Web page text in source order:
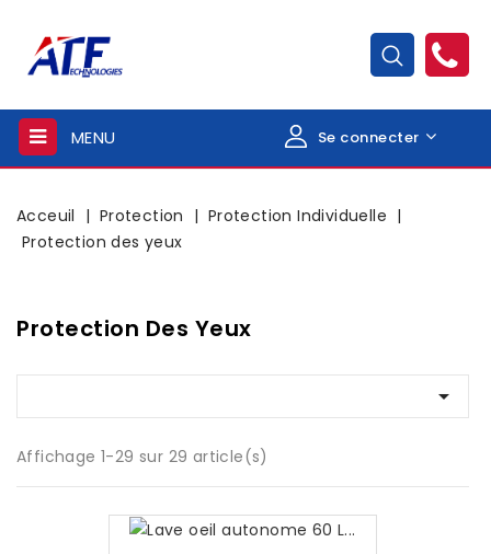
MENU Se connecter
Acceuil Protection
Protection Individuelle
Protection des yeux
Protection Des Yeux

Affichage 1-29 sur 29 article(s)